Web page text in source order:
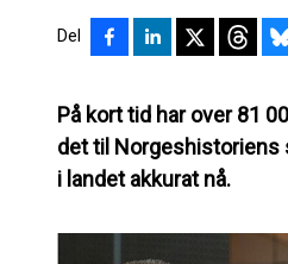
Del
På kort tid har over 81
det til Norgeshistoriens
i landet akkurat nå.